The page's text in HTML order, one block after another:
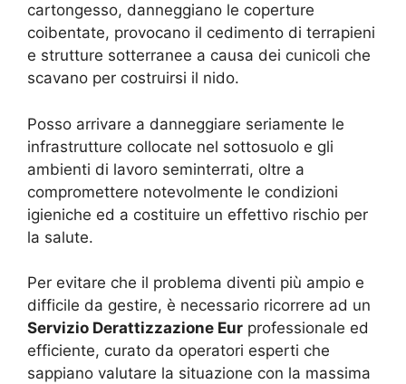
cartongesso, danneggiano le coperture
coibentate, provocano il cedimento di terrapieni
e strutture sotterranee a causa dei cunicoli che
scavano per costruirsi il nido.
Posso arrivare a danneggiare seriamente le
infrastrutture collocate nel sottosuolo e gli
ambienti di lavoro seminterrati, oltre a
compromettere notevolmente le condizioni
igieniche ed a costituire un effettivo rischio per
la salute.
Per evitare che il problema diventi più ampio e
difficile da gestire, è necessario ricorrere ad un
Servizio Derattizzazione Eur professionale ed
efficiente, curato da operatori esperti che
sappiano valutare la situazione con la massima